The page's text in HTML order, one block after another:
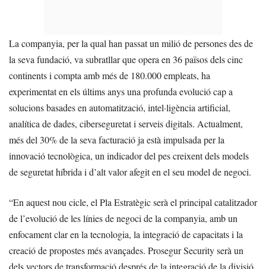
La companyia, per la qual han passat un milió de persones des de
la seva fundació, va subratllar que opera en 36 països dels cinc
continents i compta amb més de 180.000 empleats, ha
experimentat en els últims anys una profunda evolució cap a
solucions basades en automatització, intel·ligència artificial,
analítica de dades, ciberseguretat i serveis digitals. Actualment,
més del 30% de la seva facturació ja està impulsada per la
innovació tecnològica, un indicador del pes creixent dels models
de seguretat híbrida i d’alt valor afegit en el seu model de negoci.
“En aquest nou cicle, el Pla Estratègic serà el principal catalitzador
de l’evolució de les línies de negoci de la companyia, amb un
enfocament clar en la tecnologia, la integració de capacitats i la
creació de propostes més avançades. Prosegur Security serà un
dels vectors de transformació després de la integració de la divisió